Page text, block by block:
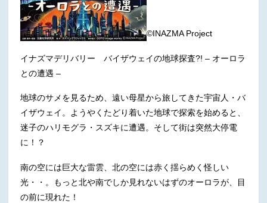
©INAZMA Project
イナズマデリバリー バイザウェイの地球探査?! – オーロラ
との遭遇 –
地球のサメを見るため、遠い母星から旅してきた宇宙人・バ
イザウェイ。ようやくたどり着いた地球で探索を始めると、
迷子のハリモグラ・スズキに遭遇。そして街は突然大停電
に！？
南の空には巨大な雷雲、北の空には赤く揺らめく怪しい
光・・。もっと北や南でしか見れないはずのオーロラが、目
の前に現れた！